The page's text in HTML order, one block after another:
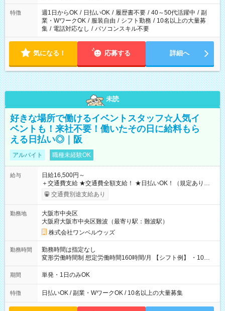
特徴 週1日からOK / 日払いOK / 履歴書不要 / 40～50代活躍中 / 副
業・WワークOK / 服装自由 / シフト勤務 / 10名以上の大量募
集 / 電話対応なし / パソコンスキル不要
気になる！ 応募する 詳細へ
未読
好きな場所で働けるイベントスタッフ☆人気イ
ベントも！来社不要！働いたその日に給料もら
える日払い◎｜阪
アルバイト 職種未経験OK
給与
日給16,500円～
＋交通費支給 ★交通費全額支給！ ★日払いOK！（規定あり） ┗
働いたその日に現金GET♪ お仕事後はコンビニATMから 日払
交通費別途支給あり
勤務地
大阪市中央区
大阪府大阪市中央区難波（最寄り駅：難波駅）
株式会社ワンベルウッズ
勤務時間
勤務時間は指定なし
変形労働時間制 想定労働時間160時間/月 【シフト例】 ・10：
00～20：00
期間 単発・1日のみOK
特徴 日払いOK / 副業・WワークOK / 10名以上の大量募集